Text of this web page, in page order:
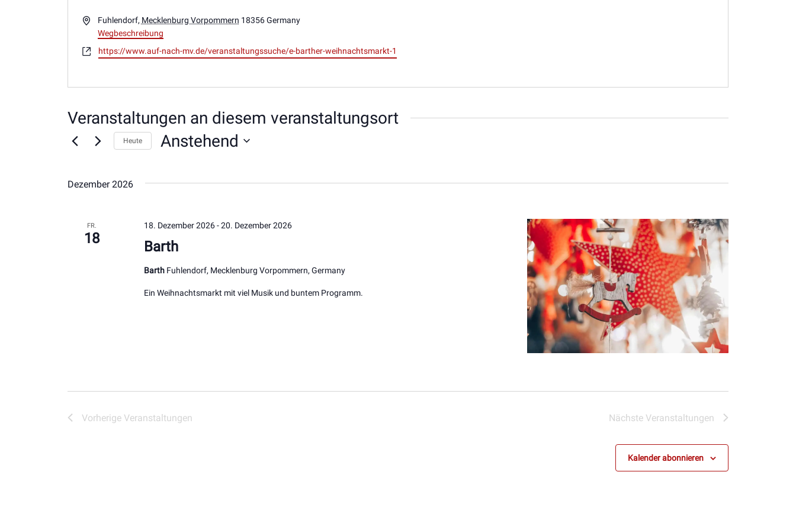
AdresseFuhlendorf, Mecklenburg Vorpommern 18356 Germany
Wegbeschreibung
Webseitehttps://www.auf-nach-mv.de/veranstaltungssuche/e-barther-weihnachtsmarkt-1
Veranstaltungen an diesem veranstaltungsort
Heute Anstehend
Dezember 2026
FR.
18 Barth
18. Dezember 2026-20. Dezember 2026
Barth Fuhlendorf, Mecklenburg Vorpommern, Germany
Ein Weihnachtsmarkt mit viel Musik und buntem Programm.
Vorherige Veranstaltungen Nächste Veranstaltungen
Kalender abonnieren